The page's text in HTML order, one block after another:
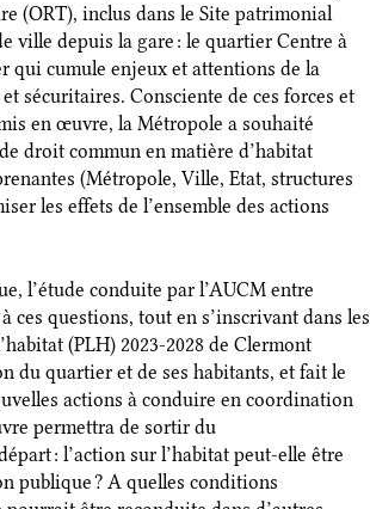
(ORT), inclus dans le Site patrimonial
ville depuis la gare : le quartier Centre à
qui cumule enjeux et attentions de la
sécuritaires. Consciente de ces forces et
en œuvre, la Métropole a souhaité
droit commun en matière d’habitat
(Métropole, Ville, Etat, structures
les effets de l’ensemble des actions
l’étude conduite par l’AUCM entre
ces questions, tout en s’inscrivant dans les
(PLH) 2023-2028 de Clermont
du quartier et de ses habitants, et fait le
actions à conduire en coordination
permettra de sortir du
: l’action sur l’habitat peut-elle être
publique ? A quelles conditions